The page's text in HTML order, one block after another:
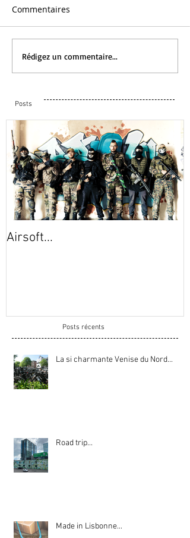
Commentaires
Rédigez un commentaire...
Posts
Airsoft...
Posts récents
La si charmante Venise du Nord...
Road trip...
Made in Lisbonne...